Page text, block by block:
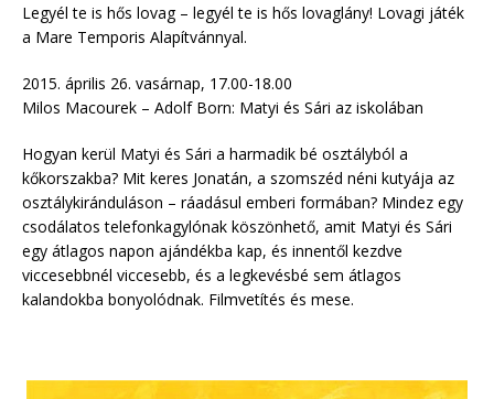
Legyél te is hős lovag – legyél te is hős lovaglány! Lovagi játék
a Mare Temporis Alapítvánnyal.
2015. április 26. vasárnap, 17.00-18.00
Milos Macourek – Adolf Born: Matyi és Sári az iskolában
Hogyan kerül Matyi és Sári a harmadik bé osztályból a
kőkorszakba? Mit keres Jonatán, a szomszéd néni kutyája az
osztálykiránduláson – ráadásul emberi formában? Mindez egy
csodálatos telefonkagylónak köszönhető, amit Matyi és Sári
egy átlagos napon ajándékba kap, és innentől kezdve
viccesebbnél viccesebb, és a legkevésbé sem átlagos
kalandokba bonyolódnak. Filmvetítés és mese.